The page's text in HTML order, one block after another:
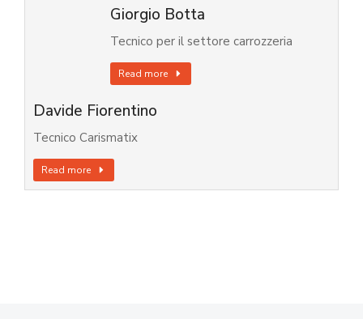
Giorgio Botta
Tecnico per il settore carrozzeria
Read more
Davide Fiorentino
Tecnico Carismatix
Read more